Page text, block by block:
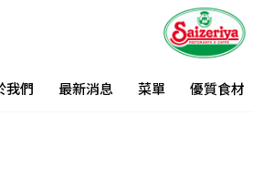
我們 最新消息 菜單 優質食材